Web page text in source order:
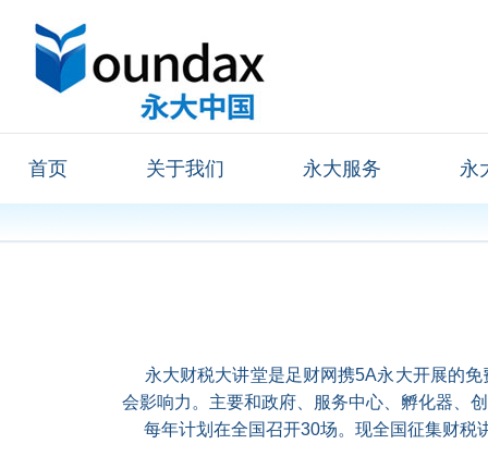
首页 关于我们 永大服务 永
永大财税大讲堂是足财网携5A永大开展的免
会影响力。主要和政府、服务中心、孵化器、
每年计划在全国召开30场。现全国征集财税